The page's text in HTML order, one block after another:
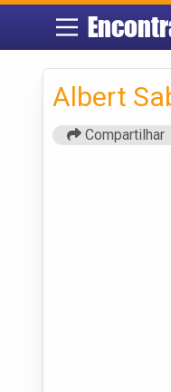
Albert
Compartilhar